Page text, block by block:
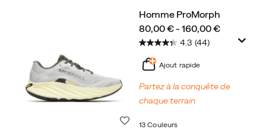
Homme ProMorph
price
80,00 € - 160,00 €
4.3 (44)
Ajout rapide
Partez à la conquête de
chaque terrain
13 Couleurs